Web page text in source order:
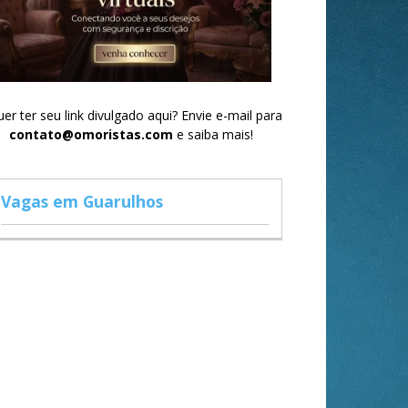
ter seu link divulgado aqui? Envie e-mail para
contato@omoristas.com e saiba mais!
Vagas em Guarulhos